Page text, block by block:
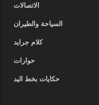
الاتصالات
السياحة والطيران
كلام جرايد
حوارات
حكايات بخط اليد